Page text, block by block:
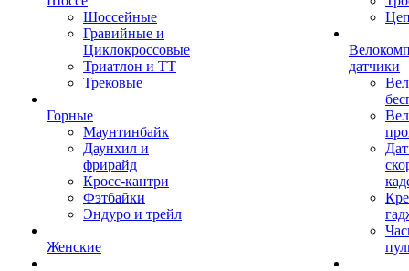
Шоссейные
Гравийные и
Циклокроссовые
Триатлон и ТТ
Трековые
Горные
Маунтинбайк
Даунхил и
фрирайд
Кросс-кантри
Фэтбайки
Эндуро и трейл
Женские
датчики